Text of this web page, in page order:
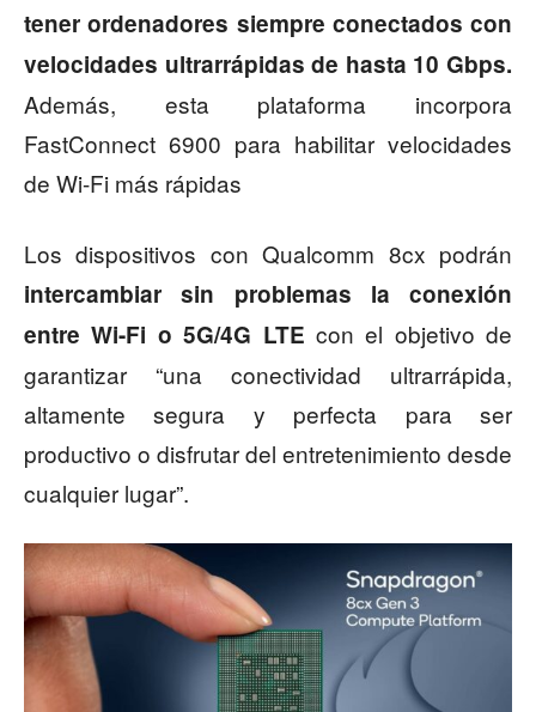
tener ordenadores siempre conectados con
velocidades ultrarrápidas de hasta 10 Gbps.
Además, esta plataforma incorpora
FastConnect 6900 para habilitar velocidades
de Wi-Fi más rápidas
Los dispositivos con Qualcomm 8cx podrán
intercambiar sin problemas la conexión
entre Wi-Fi o 5G/4G LTE con el objetivo de
garantizar “una conectividad ultrarrápida,
altamente segura y perfecta para ser
productivo o disfrutar del entretenimiento desde
cualquier lugar”.